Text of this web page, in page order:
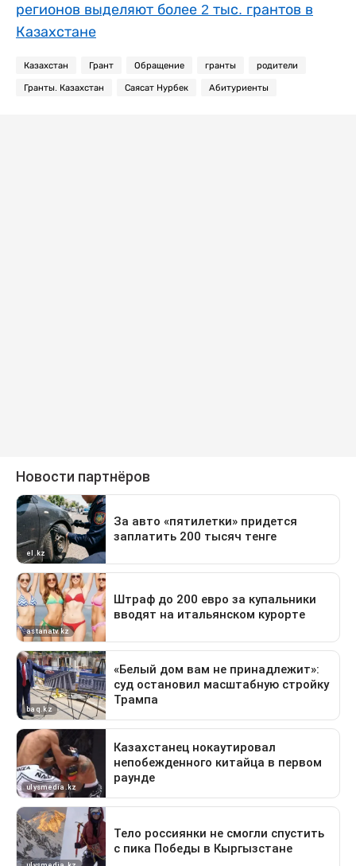
регионов выделяют более 2 тыс. грантов в
Казахстане
Казахстан Грант Обращение гранты родители
Гранты. Казахстан Саясат Нурбек Абитуриенты